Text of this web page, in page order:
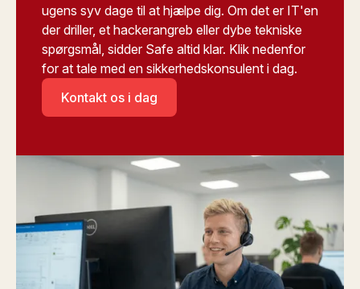
ugens syv dage til at hjælpe dig. Om det er IT'en
der driller, et hackerangreb eller dybe tekniske
spørgsmål, sidder Safe altid klar. Klik nedenfor
for at tale med en sikkerhedskonsulent i dag.
Kontakt os i dag